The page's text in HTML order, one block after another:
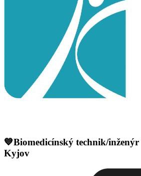
💙Biomedicínský technik/inženýr
Kyjov